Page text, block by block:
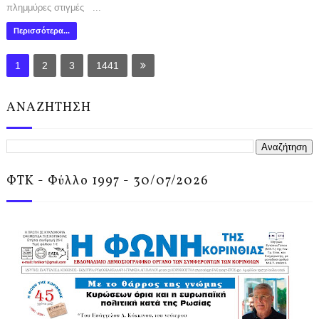
πλημμύρες στιγμές ...
Περισσότερα...
1 2 3 1441
ΑΝΑΖΗΤΗΣΗ
ΦΤΚ - Φύλλο 1997 - 30/07/2026